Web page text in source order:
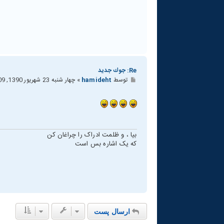
Re: جوك جديد
پ
س
توسط hamideht
» چهار شنبه 23 شهریور 1390, 9:09 am
بیا ، و ظلمت ادراک را چراغان کن
که یک اشاره بس است
ارسال پست